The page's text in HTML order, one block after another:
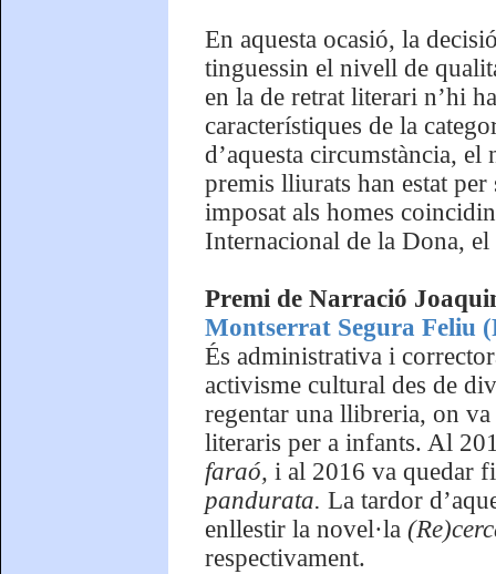
En aquesta ocasió, la
tinguessin el nivell de
en la de retrat literari n’hi
característiques de la
d’aquesta circumstància, el
premis lliurats han estat per
imposat als homes
Internacional de la Dona, el
Premi de Narració
Montserrat Segura Feliu
És administrativa i
activisme cultural des de
regentar una llibreria, on
literaris per a infants. Al
faraó, i al 2016 va quedar
pandurata. La tardor
enllestir la novel·la
respectivament.